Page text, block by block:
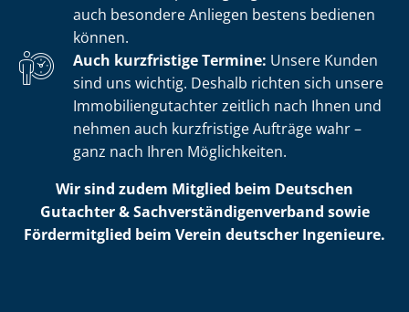
auch besondere Anliegen bestens bedienen
können.
Auch kurzfristige Termine: Unsere Kunden
sind uns wichtig. Deshalb richten sich unsere
Im­mo­bi­li­en­gut­ach­ter zeitlich nach Ihnen und
nehmen auch kurzfristige Aufträge wahr –
ganz nach Ihren Möglichkeiten.
Wir sind zudem Mitglied beim Deutschen
Gutachter & Sach­ver­stän­di­gen­ver­band sowie
Fördermitglied beim Verein deutscher Ingenieure.